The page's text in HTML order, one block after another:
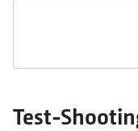
Test-